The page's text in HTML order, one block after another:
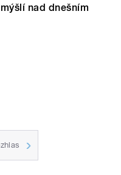
nad dnešním